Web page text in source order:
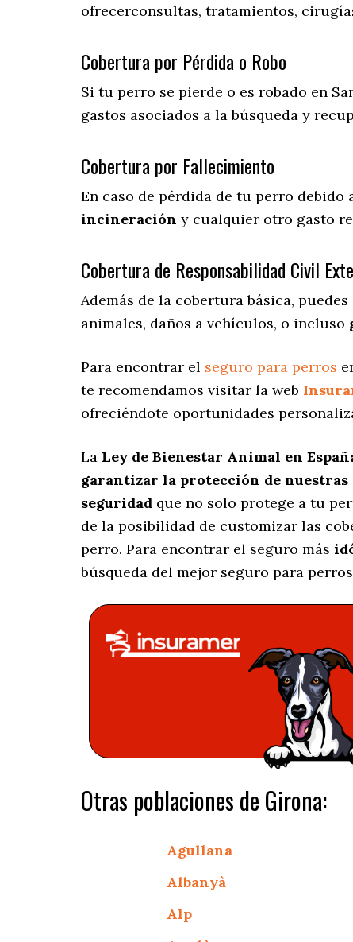
ofrecerconsultas, tratamientos,
Cobertura por Pérdida o Robo
Si tu perro se pierde o es robado en
gastos asociados a la búsqueda y
Cobertura por Fallecimiento
En caso de pérdida de tu perro debido
incineración y cualquier otro gasto
Cobertura de Responsabilidad Civil
Además de la cobertura básica,
animales, daños a vehículos, o incluso
Para encontrar el seguro para perros
te recomendamos visitar la web
ofreciéndote oportunidades
La Ley de Bienestar Animal en
garantizar la protección de nuestras
seguridad que no solo protege a tu
de la posibilidad de customizar las
perro. Para encontrar el seguro más
búsqueda del mejor seguro para
Otras poblaciones de Girona:
Agullana
Albanyà
Alp